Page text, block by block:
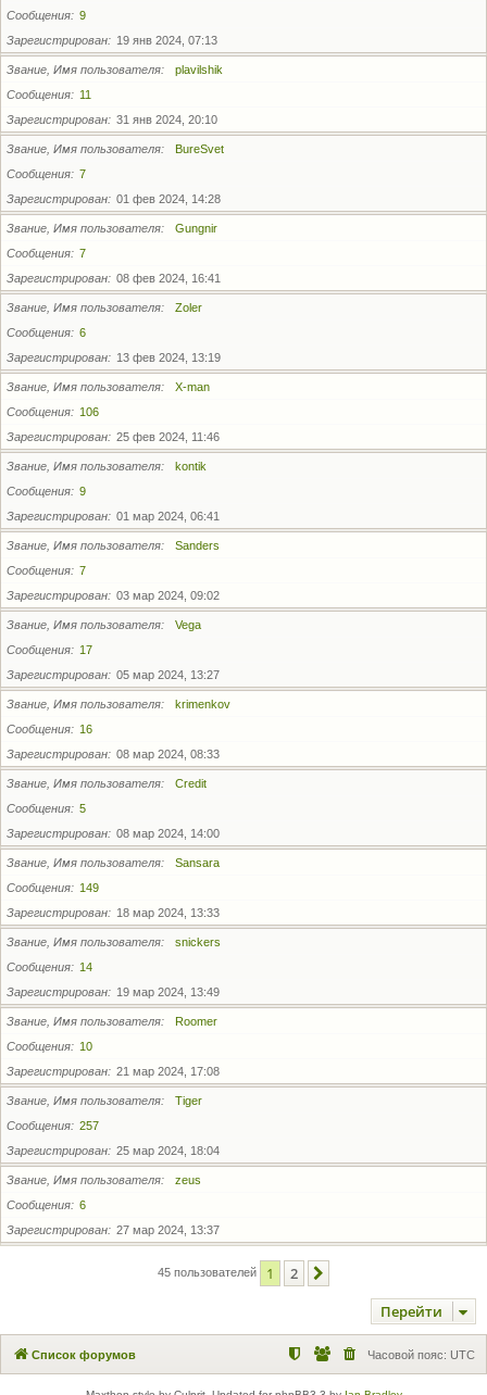
Сообщения
9
Зарегистрирован
19 янв 2024, 07:13
Звание, Имя пользователя
plavilshik
Сообщения
11
Зарегистрирован
31 янв 2024, 20:10
Звание, Имя пользователя
BureSvet
Сообщения
7
Зарегистрирован
01 фев 2024, 14:28
Звание, Имя пользователя
Gungnir
Сообщения
7
Зарегистрирован
08 фев 2024, 16:41
Звание, Имя пользователя
Zoler
Сообщения
6
Зарегистрирован
13 фев 2024, 13:19
Звание, Имя пользователя
X-man
Сообщения
106
Зарегистрирован
25 фев 2024, 11:46
Звание, Имя пользователя
kontik
Сообщения
9
Зарегистрирован
01 мар 2024, 06:41
Звание, Имя пользователя
Sanders
Сообщения
7
Зарегистрирован
03 мар 2024, 09:02
Звание, Имя пользователя
Vega
Сообщения
17
Зарегистрирован
05 мар 2024, 13:27
Звание, Имя пользователя
krimenkov
Сообщения
16
Зарегистрирован
08 мар 2024, 08:33
Звание, Имя пользователя
Credit
Сообщения
5
Зарегистрирован
08 мар 2024, 14:00
Звание, Имя пользователя
Sansara
Сообщения
149
Зарегистрирован
18 мар 2024, 13:33
Звание, Имя пользователя
snickers
Сообщения
14
Зарегистрирован
19 мар 2024, 13:49
Звание, Имя пользователя
Roomer
Сообщения
10
Зарегистрирован
21 мар 2024, 17:08
Звание, Имя пользователя
Tiger
Сообщения
257
Зарегистрирован
25 мар 2024, 18:04
Звание, Имя пользователя
zeus
Сообщения
6
Зарегистрирован
27 мар 2024, 13:37
45 пользователей 1 2
Перейти
Список форумов Часовой пояс: UTC